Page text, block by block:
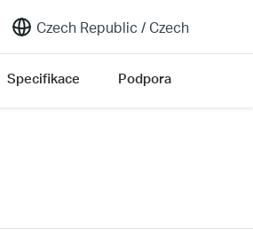
Czech Republic / Czech
Specifikace Podpora